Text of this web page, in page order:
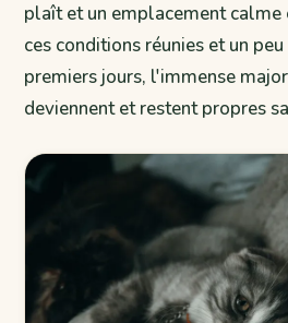
plaît et un emplacement calme
ces conditions réunies et un
premiers jours, l'immense
deviennent et restent propres